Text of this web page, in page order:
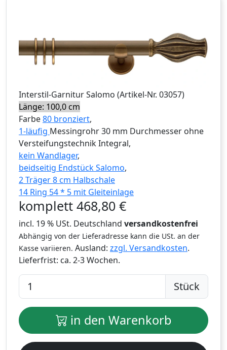
Interstil-GarniturSalomo (Artikel-Nr. 03057)
Länge: 100,0 cm
Farbe80 bronziert,
1-läufig Messingrohr 30 mm Durchmesser ohne
Versteifungstechnik Integral,
kein Wandlager,
beidseitig Endstück Salomo,
2 Träger 8 cm Halbschale
14 Ring 54 * 5 mit Gleiteinlage
komplett 468,80 €
incl. 19 % USt. Deutschland versandkostenfrei
Abhängig von der Lieferadresse kann die USt. an der
Kasse variieren. Ausland: zzgl. Versandkosten.
Lieferfrist: ca. 2-3 Wochen.
Stück
in den Warenkorb